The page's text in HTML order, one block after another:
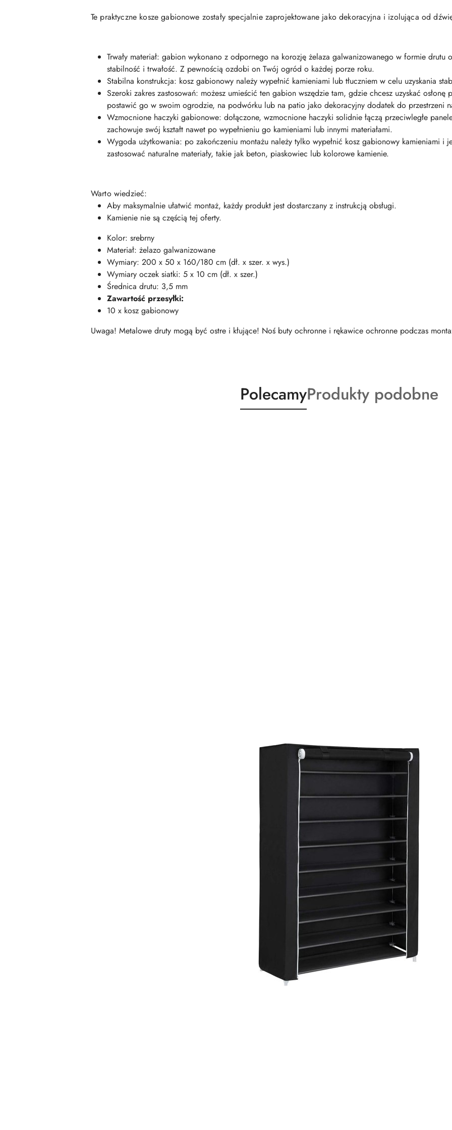
Te praktyczne kosze gabionowe zostały specjalnie zaprojektowane jako dekoracyjna i izolująca od
Trwały materiał: gabion wykonano z odpornego na korozję żelaza galwanizowanego w formie
stabilność i trwałość. Z pewnością ozdobi on Twój ogród o każdej porze roku.
Stabilna konstrukcja: kosz gabionowy należy wypełnić kamieniami lub tłuczniem w celu uzyskania
Szeroki zakres zastosowań: możesz umieścić ten gabion wszędzie tam, gdzie chcesz uzyskać
postawić go w swoim ogrodzie, na podwórku lub na patio jako dekoracyjny dodatek do przestrzeni
Wzmocnione haczyki gabionowe: dołączone, wzmocnione haczyki solidnie łączą przeciwległe
zachowuje swój kształt nawet po wypełnieniu go kamieniami lub innymi materiałami.
Wygoda użytkowania: po zakończeniu montażu należy tylko wypełnić kosz gabionowy kamieniami i
zastosować naturalne materiały, takie jak beton, piaskowiec lub kolorowe kamienie.
Warto wiedzieć:
Aby maksymalnie ułatwić montaż, każdy produkt jest dostarczany z instrukcją obsługi.
Kamienie nie są częścią tej oferty.
Kolor: srebrny
Materiał: żelazo galwanizowane
Wymiary: 200 x 50 x 160/180 cm (dł. x szer. x wys.)
Wymiary oczek siatki: 5 x 10 cm (dł. x szer.)
Średnica drutu: 3,5 mm
Zawartość przesyłki:
10 x kosz gabionowy
Uwaga! Metalowe druty mogą być ostre i kłujące! Noś buty ochronne i rękawice ochronne podczas
Produkty
o
PolecamyProdukty
o
Produkty podobne